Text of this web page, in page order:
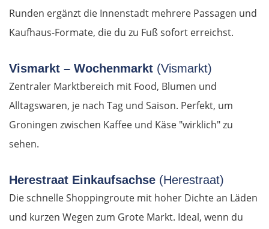
Runden ergänzt die Innenstadt mehrere Passagen und
Kaufhaus-Formate, die du zu Fuß sofort erreichst.
Vismarkt – Wochenmarkt (Vismarkt)
Zentraler Marktbereich mit Food, Blumen und
Alltagswaren, je nach Tag und Saison. Perfekt, um
Groningen zwischen Kaffee und Käse "wirklich" zu
sehen.
Herestraat Einkaufsachse (Herestraat)
Die schnelle Shoppingroute mit hoher Dichte an Läden
und kurzen Wegen zum Grote Markt. Ideal, wenn du
OSTROUTE
Tallinn